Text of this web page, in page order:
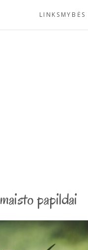
LINKSMYBĖS
maisto papildai